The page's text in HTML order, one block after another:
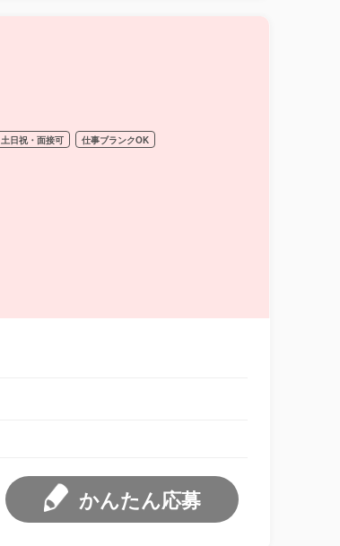
土日祝・面接可 仕事ブランクOK
かんたん応募